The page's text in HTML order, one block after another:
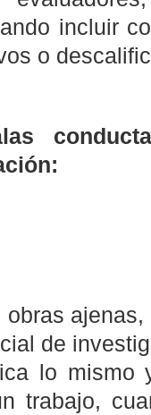
incluir
o
de
lo mismo
trabajo,